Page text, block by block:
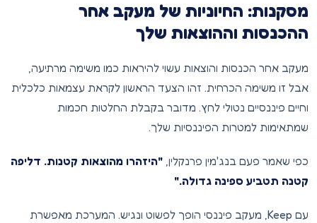
מסקנות: החיוניות של מעקב אחר
ההכנסות וההוצאות שלך
מעקב אחר הכנסות והוצאות עשוי להיראות כמו משימה מרתיעה,
אבל זו משימה הכרחית. זהו הצעד הראשון לקראת עצמאות כלכלית
וחיים פיננסיים נטולי לחץ. מדובר בקבלת החלטות חכמות
שמתאימות למטרות הפיננסיות שלך.
כפי שאמר פעם בנג'מין פרנקלין, "היזהרו מהוצאות קטנות. דליפה
קטנה תטביע ספינה גדולה."
עם Keep, מעקב פיננסי הופך לפשוט ונגיש. המערכת מאפשרת